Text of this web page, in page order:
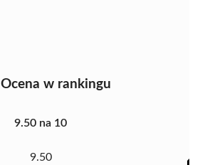
Ocena w rankingu
9.50 na 10
9.50